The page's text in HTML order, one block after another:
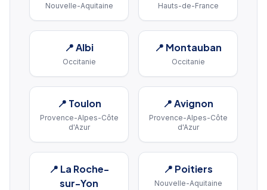
Nouvelle-Aquitaine Hauts-de-France
📍Albi
Occitanie
📍 Montauban
Occitanie
📍 Toulon
Provence-Alpes-Côte
d'Azur
📍Avignon
Provence-Alpes-Côte
d'Azur
📍 La Roche-
sur-Yon
📍 Poitiers
Nouvelle-Aquitaine